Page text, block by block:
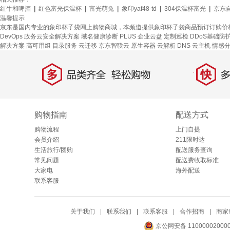
红牛和啤酒
红色富光保温杯 富光萌兔 象印yaf48-td 304保温杯富光
京东
温馨提示
京东是国内专业的象印杯子袋网上购物商城，本频道提供象印杯子袋商品预订订购
DevOps 政务云安全解决方案 域名健康诊断 PLUS 企业云盘 定制巡检 DDoS基础防
解决方案 高可用组 目录服务 云迁移 京东智联云 原生容器 云解析 DNS 云主机 情感
多 品类齐全，轻松购物 快 多
购物指南
购物流程
会员介绍
生活旅行/团购
常见问题
大家电
联系客服
配送方式
上门自提
211限时达
配送服务查询
配送费收取标准
海外配送
关于我们 联系我们 联系客服 合作招商 商家
京公网安备